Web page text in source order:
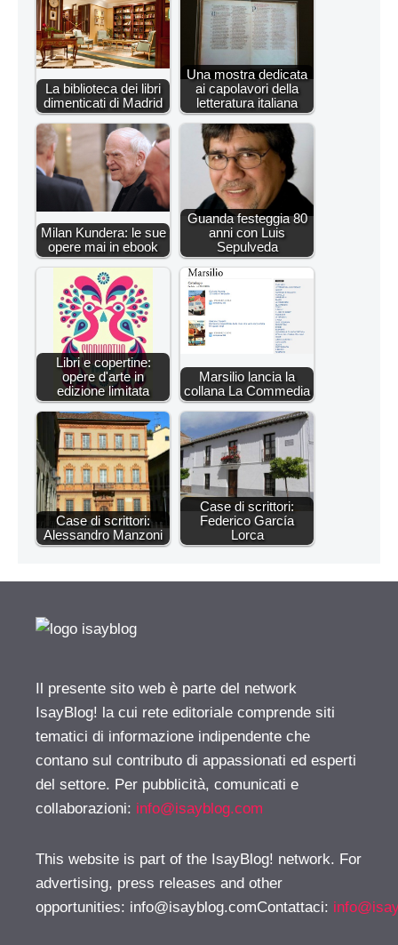
La biblioteca dei libri
dimenticati di Madrid
Una mostra dedicata
ai capolavori della
letteratura italiana
Milan Kundera: le sue
opere mai in ebook
Guanda festeggia 80
anni con Luis
Sepulveda
Libri e copertine:
opere d'arte in
edizione limitata
Marsilio lancia la
collana La Commedia
Case di scrittori:
Alessandro Manzoni
Case di scrittori:
Federico García
Lorca
Il presente sito web è parte del network
IsayBlog! la cui rete editoriale comprende siti
tematici di informazione indipendente che
contano sul contributo di appassionati ed esperti
del settore. Per pubblicità, comunicati e
collaborazioni: info@isayblog.com
This website is part of the IsayBlog! network. For
advertising, press releases and other
opportunities: info@isayblog.comContattaci: